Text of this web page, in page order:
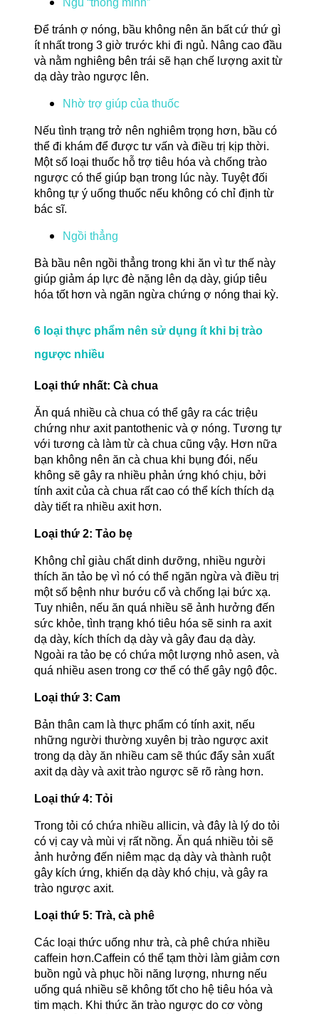
Ngủ “thông minh”
Để tránh ợ nóng, bầu không nên ăn bất cứ thứ gì
ít nhất trong 3 giờ trước khi đi ngủ. Nâng cao đầu
và nằm nghiêng bên trái sẽ hạn chế lượng axit từ
dạ dày trào ngược lên.
Nhờ trợ giúp của thuốc
Nếu tình trạng trở nên nghiêm trọng hơn, bầu có
thể đi khám để được tư vấn và điều trị kịp thời.
Một số loại thuốc hỗ trợ tiêu hóa và chống trào
ngược có thể giúp bạn trong lúc này. Tuyệt đối
không tự ý uống thuốc nếu không có chỉ định từ
bác sĩ.
Ngồi thẳng
Bà bầu nên ngồi thẳng trong khi ăn vì tư thế này
giúp giảm áp lực đè nặng lên dạ dày, giúp tiêu
hóa tốt hơn và ngăn ngừa chứng ợ nóng thai kỳ.
6 loại thực phẩm nên sử dụng ít khi bị trào
ngược nhiều
Loại thứ nhất: Cà chua
Ăn quá nhiều cà chua có thể gây ra các triệu
chứng như axit pantothenic và ợ nóng. Tương tự
với tương cà làm từ cà chua cũng vậy. Hơn nữa
bạn không nên ăn cà chua khi bụng đói, nếu
không sẽ gây ra nhiều phản ứng khó chịu, bởi
tính axit của cà chua rất cao có thể kích thích dạ
dày tiết ra nhiều axit hơn.
Loại thứ 2: Tảo bẹ
Không chỉ giàu chất dinh dưỡng, nhiều người
thích ăn tảo bẹ vì nó có thể ngăn ngừa và điều trị
một số bệnh như bướu cổ và chống lại bức xạ.
Tuy nhiên, nếu ăn quá nhiều sẽ ảnh hưởng đến
sức khỏe, tình trạng khó tiêu hóa sẽ sinh ra axit
dạ dày, kích thích dạ dày và gây đau dạ dày.
Ngoài ra tảo bẹ có chứa một lượng nhỏ asen, và
quá nhiều asen trong cơ thể có thể gây ngộ độc.
Loại thứ 3: Cam
Bản thân cam là thực phẩm có tính axit, nếu
những người thường xuyên bị trào ngược axit
trong dạ dày ăn nhiều cam sẽ thúc đẩy sản xuất
axit dạ dày và axit trào ngược sẽ rõ ràng hơn.
Loại thứ 4: Tỏi
Trong tỏi có chứa nhiều allicin, và đây là lý do tỏi
có vị cay và mùi vị rất nồng. Ăn quá nhiều tỏi sẽ
ảnh hưởng đến niêm mạc dạ dày và thành ruột
gây kích ứng, khiến dạ dày khó chịu, và gây ra
trào ngược axit.
Loại thứ 5: Trà, cà phê
Các loại thức uống như trà, cà phê chứa nhiều
caffein hơn.Caffein có thể tạm thời làm giảm cơn
buồn ngủ và phục hồi năng lượng, nhưng nếu
uống quá nhiều sẽ không tốt cho hệ tiêu hóa và
tim mạch. Khi thức ăn trào ngược do cơ vòng